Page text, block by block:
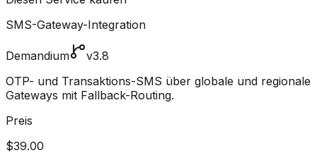
SMS-Gateway-Integration
Demandium
v3.8
OTP- und Transaktions-SMS über globale und regionale
Gateways mit Fallback-Routing.
Preis
$39.00